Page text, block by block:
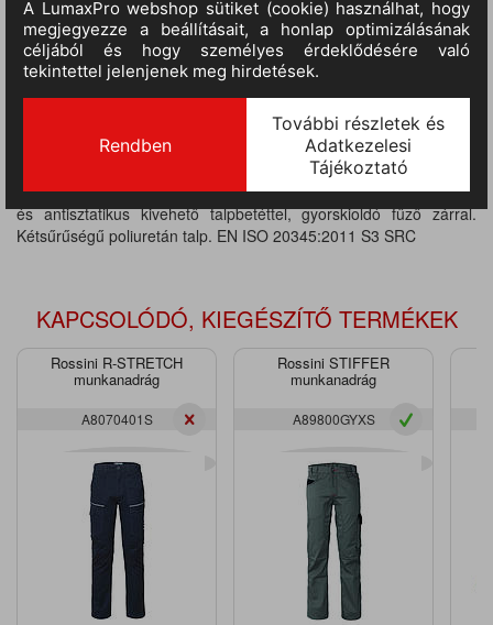
TERMÉKINFORMÁCIÓ
Fémmentes munkacipő fekete nubuk hatású bőrből, kontrasztos
színű varrással, fekete belső béléssel, párnázott cipőnyelvvel,
kompozit orrmerevítővel, nem fémes talplemezzel. Légáteresztő
és antisztatikus kivehető talpbetéttel, gyorskioldó fűző zárral.
Kétsűrűségű poliuretán talp. EN ISO 20345:2011 S3 SRC
KAPCSOLÓDÓ, KIEGÉSZÍTŐ TERMÉKEK
Rossini R-STRETCH
munkanadrág
A8070401S
Rossini STIFFER
munkanadrág
A89800GYXS